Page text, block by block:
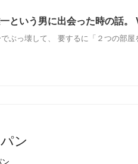
という男に出会った時の話。
ぶっ壊して、 要するに「２つの部
ン